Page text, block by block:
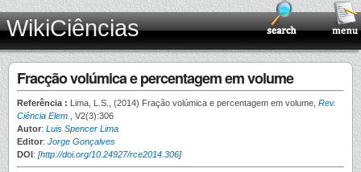
WikiCiências
Fracção volúmica e percentagem em volume
Referência : Lima, L.S., (2014) Fração volúmica e percentagem em volume, Rev.
Ciência Elem.
, V2(3):306
Autor: Luis Spencer Lima
Editor: Jorge Gonçalves
DOI: [http://doi.org/10.24927/rce2014.306]